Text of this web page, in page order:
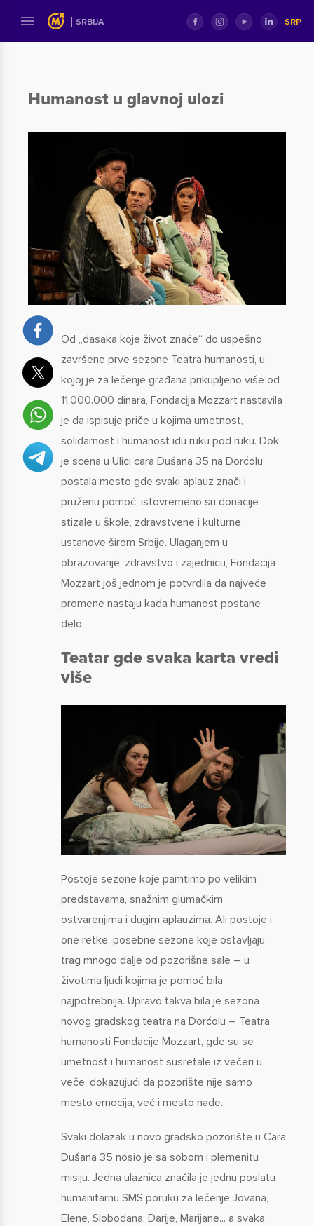
SRBIJA SRP
Humanost u glavnoj ulozi
Od „dasaka koje život znače“ do uspešno
završene prve sezone Teatra humanosti, u
kojoj je za lečenje građana prikupljeno više od
11.000.000 dinara, Fondacija Mozzart nastavila
je da ispisuje priče u kojima umetnost,
solidarnost i humanost idu ruku pod ruku. Dok
je scena u Ulici cara Dušana 35 na Dorćolu
postala mesto gde svaki aplauz znači i
pruženu pomoć, istovremeno su donacije
stizale u škole, zdravstvene i kulturne
ustanove širom Srbije. Ulaganjem u
obrazovanje, zdravstvo i zajednicu, Fondacija
Mozzart još jednom je potvrdila da najveće
promene nastaju kada humanost postane
delo.
Teatar gde svaka karta vredi
više
Postoje sezone koje pamtimo po velikim
predstavama, snažnim glumačkim
ostvarenjima i dugim aplauzima. Ali postoje i
one retke, posebne sezone koje ostavljaju
trag mnogo dalje od pozorišne sale – u
životima ljudi kojima je pomoć bila
najpotrebnija. Upravo takva bila je sezona
novog gradskog teatra na Dorćolu – Teatra
humanosti Fondacije Mozzart, gde su se
umetnost i humanost susretale iz večeri u
veče, dokazujući da pozorište nije samo
mesto emocija, već i mesto nade.
Svaki dolazak u novo gradsko pozorište u Cara
Dušana 35 nosio je sa sobom i plemenitu
misiju. Jedna ulaznica značila je jednu poslatu
humanitarnu SMS poruku za lečenje Jovana,
Elene, Slobodana, Darije, Marijane... a svaka